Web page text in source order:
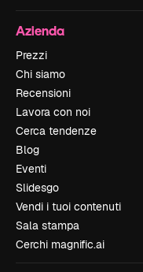
Azienda
Prezzi
Chi siamo
Recensioni
Lavora con noi
Cerca tendenze
Blog
Eventi
Slidesgo
Vendi i tuoi contenuti
Sala stampa
Cerchi magnific.ai